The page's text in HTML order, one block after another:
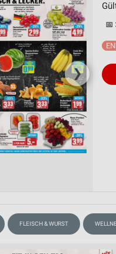
❯
📅
FLEISCH & WURST